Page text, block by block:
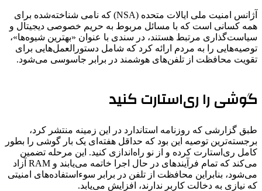
آژانس امنیت ملی ایالات متحده (NSA) که نامی شناخته‌شده برای
همه کسانی است که با مسائل مربوط به حریم خصوصی دیجیتال و
سیاست‌گذاری مرتبط هستند، در سندی با عنوان «بهترین شیوه‌ها»،
توصیه‌هایی را به مردم ارائه کرد که شامل دستورالعمل‌هایی برای
تقویت محافظت از تلفن‌های هوشمند در برابر جاسوسی می‌شود.
گوشی را ری‌استارت کنید
طبق گزارشی که روزنامه استاندارد در این زمینه منتشر کرد،
برجسته‌ترین توصیه این بود که حداقل هفته‌ای یک بار گوشی را بطور
کامل ری‌استارت کرده و از نو راه‌اندازی کنید. این مرحله تضمین
می‌کند که تمام فرآیندهای در حال اجرا خاتمه می‌یابند و RAM آزاد
می‌شود، بنابراین محافظت از تلفن در برابر سوءاستفاده‌های امنیتی
که نیازی به دخالت کاربر ندارند، افزایش می‌یابد.